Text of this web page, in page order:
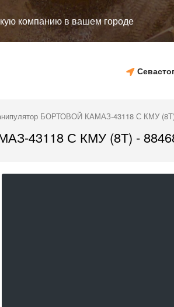
компанию в вашем городе
БОРТОВОЙ КАМАЗ-43118 С КМУ
43118 С КМУ (8Т) -